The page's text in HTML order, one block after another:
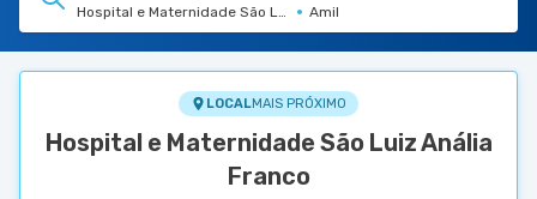
Hospital e Maternidade São Luiz Anália Franco
Amil
LOCALMAIS PRÓXIMO
Hospital e Maternidade São Luiz Anália
Franco